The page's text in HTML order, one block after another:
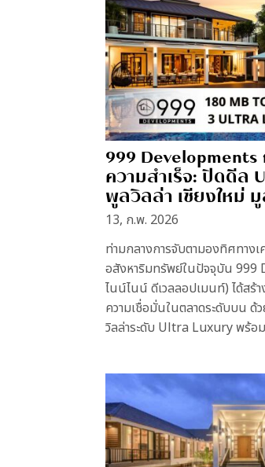
999
ความสำเร็จ: ปิดดีล
พูลวิลล่า เชียงใหม่ มู
13, ก.พ. 2026
ท่ามกลางการจับตามองทิศทาง
อสังหาริมทรัพย์ในปัจจุบัน 999
ไนน์ไนน์ ดีเวลลอปเมนท์) ได้สร้
ความเชื่อมั่นในตลาดระดับบน ด้
วิลล่าระดับ Ultra Luxury พร้อ